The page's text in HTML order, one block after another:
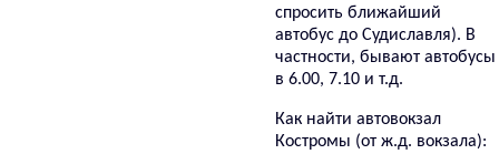
спросить ближайший
автобус до Судиславля). В
частности, бывают автобусы
в 6.00, 7.10 и т.д.
Как найти автовокзал
Костромы (от ж.д. вокзала):